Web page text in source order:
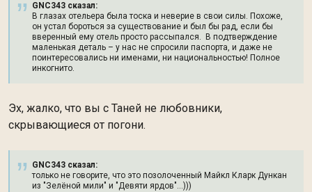
GNC343 сказал:
В глазах отельера была тоска и неверие в свои силы. Похоже,
он устал бороться за существование и был бы рад, если бы
вверенный ему отель просто рассыпался. В подтверждение
маленькая деталь – у нас не спросили паспорта, и даже не
поинтересовались ни именами, ни национальностью! Полное
инкогнито.
Эх, жалко, что вы с Таней не любовники,
скрывающиеся от погони.
GNC343 сказал:
только не говорите, что это позолоченный Майкл Кларк Дункан
из "Зелёной мили" и "Девяти ярдов"...)))